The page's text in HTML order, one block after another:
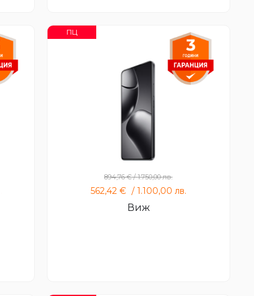
ПЦ
Xiaomi 14T Pro 12GB 512GB
894,76€/1.750,00лв.
562,42 € / 1.100,00 лв.
Виж